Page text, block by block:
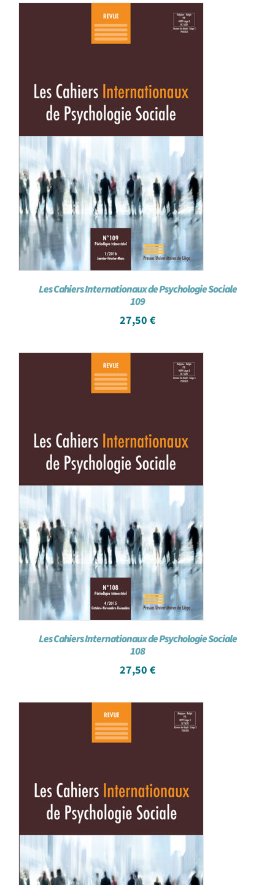
Les Cahiers Internationaux de Psychologie Sociale
109
27,50 €
Les Cahiers Internationaux de Psychologie Sociale
108
27,50 €